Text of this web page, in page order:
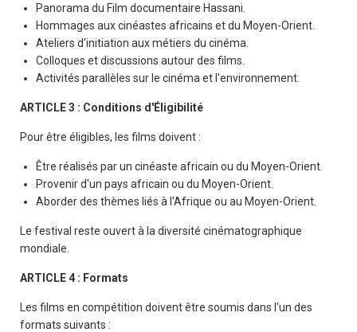
Panorama du Film documentaire Hassani.
Hommages aux cinéastes africains et du Moyen-Orient.
Ateliers d'initiation aux métiers du cinéma.
Colloques et discussions autour des films.
Activités parallèles sur le cinéma et l'environnement.
ARTICLE 3 : Conditions d'Éligibilité
Pour être éligibles, les films doivent :
Être réalisés par un cinéaste africain ou du Moyen-Orient.
Provenir d'un pays africain ou du Moyen-Orient.
Aborder des thèmes liés à l'Afrique ou au Moyen-Orient.
Le festival reste ouvert à la diversité cinématographique
mondiale.
ARTICLE 4 : Formats
Les films en compétition doivent être soumis dans l'un des
formats suivants :